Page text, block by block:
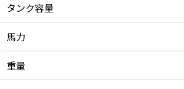
タンク容量
馬力
重量